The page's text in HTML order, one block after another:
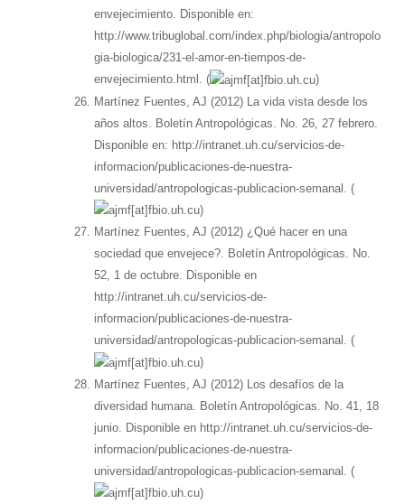
envejecimiento. Disponible en:
http://www.tribuglobal.com/index.php/biologia/antropolo
gia-biologica/231-el-amor-en-tiempos-de-
envejecimiento.html. (
)
Martínez Fuentes, AJ (2012) La vida vista desde los
años altos. Boletín Antropológicas. No. 26, 27 febrero.
Disponible en: http://intranet.uh.cu/servicios-de-
informacion/publicaciones-de-nuestra-
universidad/antropologicas-publicacion-semanal. (
)
Martínez Fuentes, AJ (2012) ¿Qué hacer en una
sociedad que envejece?. Boletín Antropológicas. No.
52, 1 de octubre. Disponible en
http://intranet.uh.cu/servicios-de-
informacion/publicaciones-de-nuestra-
universidad/antropologicas-publicacion-semanal. (
)
Martínez Fuentes, AJ (2012) Los desafíos de la
diversidad humana. Boletín Antropológicas. No. 41, 18
junio. Disponible en http://intranet.uh.cu/servicios-de-
informacion/publicaciones-de-nuestra-
universidad/antropologicas-publicacion-semanal. (
)